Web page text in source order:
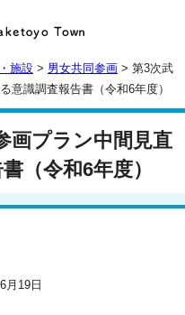
施設 > 男女共同参画 > 第3次武
意識調査報告書（令和6年度）
画プラン中間見直
（令和6年度）
19日